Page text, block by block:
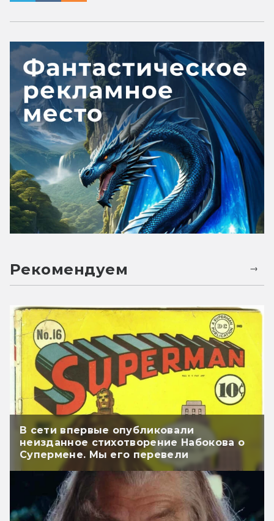
Рекомендуем
В сети впервые опубликовали
неизданное стихотворение Набокова о
Супермене. Мы его перевели